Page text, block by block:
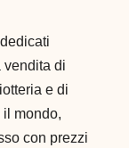
vendita di
e di
il mondo,
con prezzi